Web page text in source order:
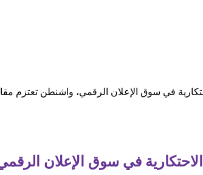
في سوق الإعلان الرقمي، واشنطن تعتزم
في سوق الإعلان